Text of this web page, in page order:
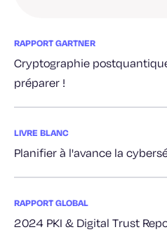
RAPPORT GARTNER
Cryptographie
préparer !
LIVRE BLANC
Planifier à l'avance la
RAPPORT GLOBAL
2024 PKI & Digital Trust